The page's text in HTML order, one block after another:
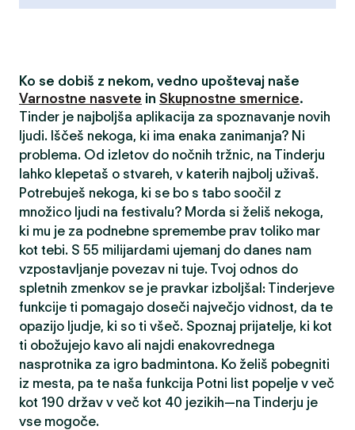
Ko se dobiš z nekom, vedno upoštevaj naše
Varnostne nasvete in Skupnostne smernice.
Tinder je najboljša aplikacija za spoznavanje novih
ljudi. Iščeš nekoga, ki ima enaka zanimanja? Ni
problema. Od izletov do nočnih tržnic, na Tinderju
lahko klepetaš o stvareh, v katerih najbolj uživaš.
Potrebuješ nekoga, ki se bo s tabo soočil z
množico ljudi na festivalu? Morda si želiš nekoga,
ki mu je za podnebne spremembe prav toliko mar
kot tebi. S 55 milijardami ujemanj do danes nam
vzpostavljanje povezav ni tuje. Tvoj odnos do
spletnih zmenkov se je pravkar izboljšal: Tinderjeve
funkcije ti pomagajo doseči največjo vidnost, da te
opazijo ljudje, ki so ti všeč. Spoznaj prijatelje, ki kot
ti obožujejo kavo ali najdi enakovrednega
nasprotnika za igro badmintona. Ko želiš pobegniti
iz mesta, pa te naša funkcija Potni list popelje v več
kot 190 držav v več kot 40 jezikih—na Tinderju je
vse mogoče.